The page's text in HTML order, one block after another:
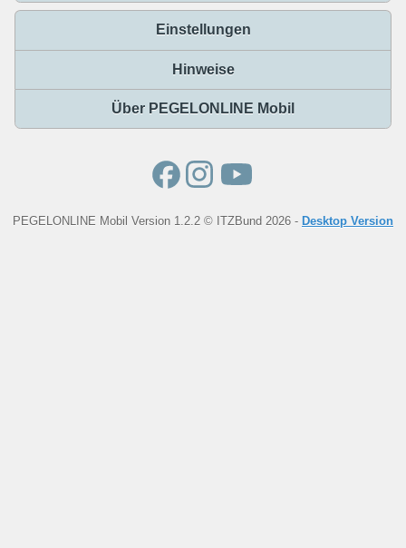
Einstellungen
Hinweise
Über PEGELONLINE Mobil
PEGELONLINE Mobil Version 1.2.2 © ITZBund 2026 - Desktop Version